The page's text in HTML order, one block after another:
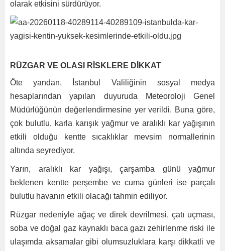
olarak etkisini sürdürüyor.
RÜZGAR VE OLASI RİSKLERE DİKKAT
Öte yandan, İstanbul Valiliğinin sosyal medya
hesaplarından yapılan duyuruda Meteoroloji Genel
Müdürlüğünün değerlendirmesine yer verildi. Buna göre,
çok bulutlu, karla karışık yağmur ve aralıklı kar yağışının
etkili olduğu kentte sıcaklıklar mevsim normallerinin
altında seyrediyor.
Yarın, aralıklı kar yağışı, çarşamba günü yağmur
beklenen kentte perşembe ve cuma günleri ise parçalı
bulutlu havanın etkili olacağı tahmin ediliyor.
Rüzgar nedeniyle ağaç ve direk devrilmesi, çatı uçması,
soba ve doğal gaz kaynaklı baca gazı zehirlenme riski ile
ulaşımda aksamalar gibi olumsuzluklara karşı dikkatli ve